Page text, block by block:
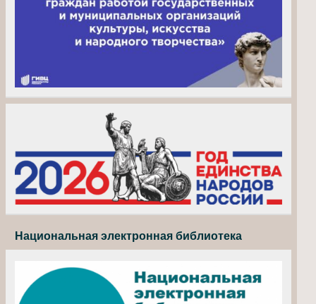
Национальная электронная библиотека